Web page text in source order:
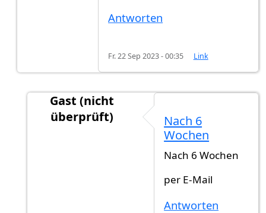
Antworten
Fr. 22 Sep 2023 - 00:35 Link
Gast (nicht
überprüft)
Nach wie vielen Wochen nach…
Nach 6
Wochen
Nach 6 Wochen
per E-Mail
Antworten